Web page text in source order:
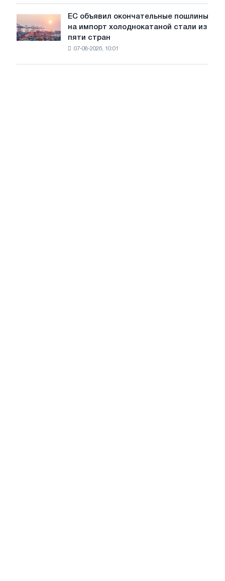
трамвайных
путей
Москвы
Ярославля
объявил
окончательные
ЕС объявил окончательные пошлины
на импорт холоднокатаной стали из
пяти стран
07-08-2026, 10:01